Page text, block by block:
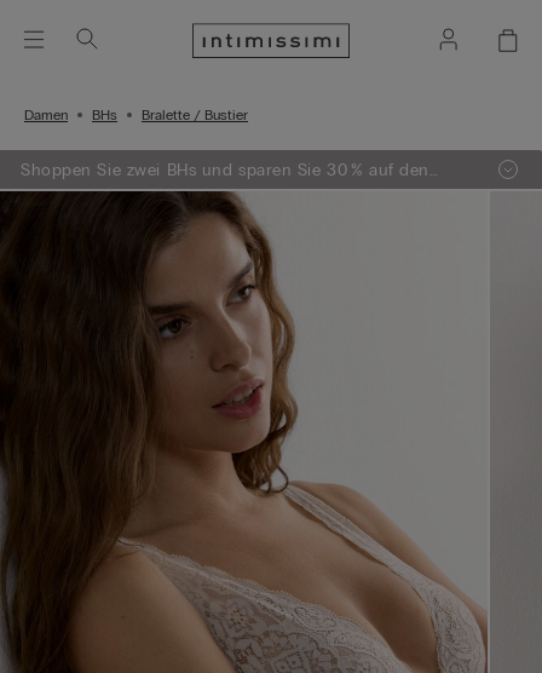
Damen BHs Bralette / Bustier
Shoppen Sie zwei BHs und sparen Sie 30 % auf den
zweiten!